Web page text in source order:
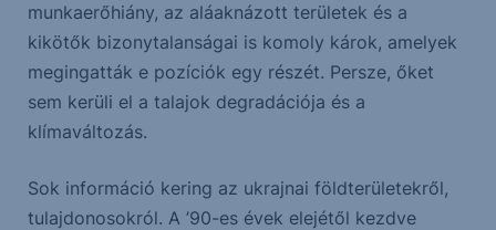
munkaerőhiány, az aláaknázott területek és a
kikötők bizonytalanságai is komoly károk, amelyek
megingatták e pozíciók egy részét. Persze, őket
sem kerüli el a talajok degradációja és a
klímaváltozás.
Sok információ kering az ukrajnai földterületekről,
tulajdonosokról. A ’90-es évek elejétől kezdve